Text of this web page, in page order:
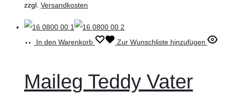
zzgl. Versandkosten
In den Warenkorb Zur Wunschliste hinzufügen
Maileg Teddy Vater